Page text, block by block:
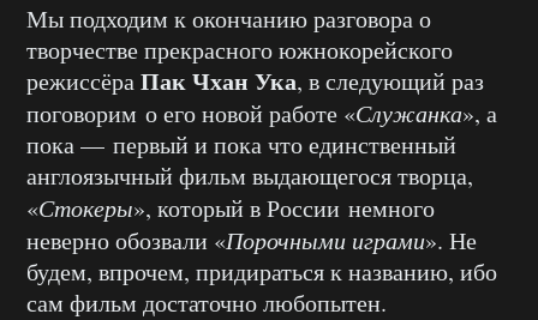
Мы подходим к окончанию разговора о
творчестве прекрасного южнокорейского
режиссёраПак Чхан Ука, в следующий раз
поговорим о его новой работе «Служанка», а
пока — первый и пока что единственный
англоязычный фильм выдающегося творца,
«Стокеры», который в России немного
неверно обозвали «Порочными играми». Не
будем, впрочем, придираться к названию, ибо
сам фильм достаточно любопытен.